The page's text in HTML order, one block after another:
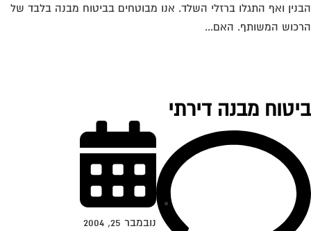
ואף התגלו ברזלי השלד. אנו מבוטחים בביטוח מבנה בלבד של
המשותף. האם...
מבנה דירתי
נובמבר 25, 2004